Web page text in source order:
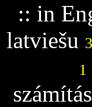
:: in
latviešu 3
1